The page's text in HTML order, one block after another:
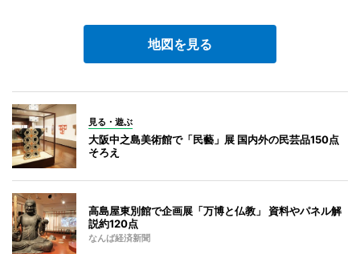
地図を見る
見る・遊ぶ
大阪中之島美術館で「民藝」展 国内外の民芸品150点
そろえ
高島屋東別館で企画展「万博と仏教」 資料やパネル解
説約120点
なんば経済新聞